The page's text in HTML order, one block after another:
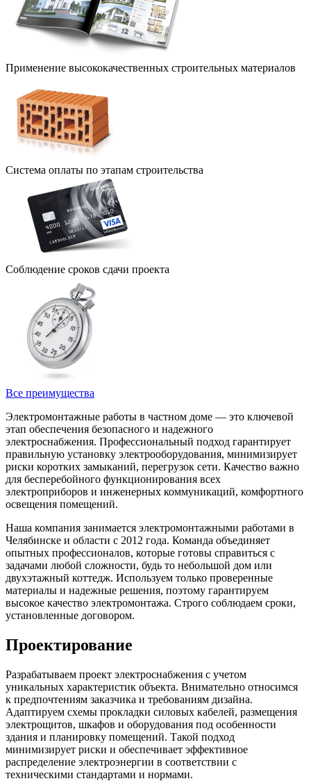
Применение высококачественных строительных материалов
Система оплаты по этапам строительства
Соблюдение сроков сдачи проекта
Все преимущества
Электромонтажные работы в частном доме — это ключевой
этап обеспечения безопасного и надежного
электроснабжения. Профессиональный подход гарантирует
правильную установку электрооборудования, минимизирует
риски коротких замыканий, перегрузок сети. Качество важно
для бесперебойного функционирования всех
электроприборов и инженерных коммуникаций, комфортного
освещения помещений.
Наша компания занимается электромонтажными работами в
Челябинске и области с 2012 года. Команда объединяет
опытных профессионалов, которые готовы справиться с
задачами любой сложности, будь то небольшой дом или
двухэтажный коттедж. Используем только проверенные
материалы и надежные решения, поэтому гарантируем
высокое качество электромонтажа. Строго соблюдаем сроки,
установленные договором.
Проектирование
Разрабатываем проект электроснабжения с учетом
уникальных характеристик объекта. Внимательно относимся
к предпочтениям заказчика и требованиям дизайна.
Адаптируем схемы прокладки силовых кабелей, размещения
электрощитов, шкафов и оборудования под особенности
здания и планировку помещений. Такой подход
минимизирует риски и обеспечивает эффективное
распределение электроэнергии в соответствии с
техническими стандартами и нормами.